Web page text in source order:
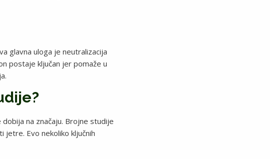
glavna uloga je neutralizacija
postaje ključan jer pomaže u
na značaju. Brojne studije
jetre. Evo nekoliko ključnih